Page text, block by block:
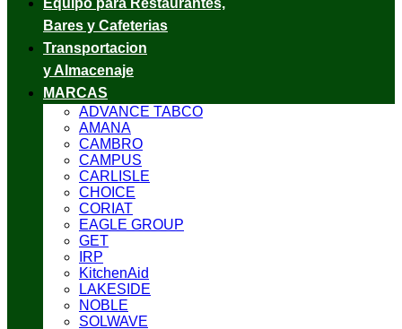
Equipo para Restaurantes,
Bares y Cafeterias
Transportacion
y Almacenaje
MARCAS
ADVANCE TABCO
AMANA
CAMBRO
CAMPUS
CARLISLE
CHOICE
CORIAT
EAGLE GROUP
GET
IRP
KitchenAid
LAKESIDE
NOBLE
SOLWAVE